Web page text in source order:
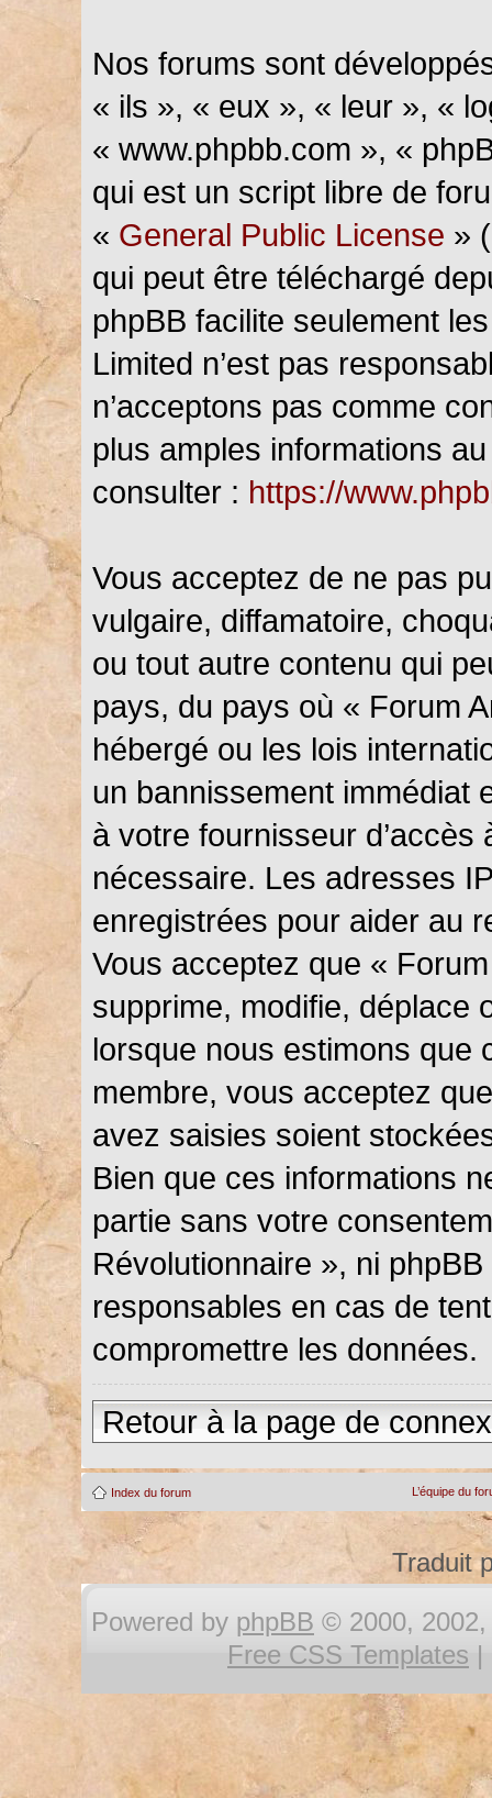
Nos forums sont
« ils », « eux », « leur », «
« www.phpbb.com », «
qui est un script libre de
« General Public License »
qui peut être téléchargé
phpBB facilite seulement
Limited n’est pas
n’acceptons pas comme
plus amples informations
consulter : https://
Vous acceptez de ne pas
vulgaire, diffamatoire,
ou tout autre contenu qui
pays, du pays où « Forum
hébergé ou les lois
un bannissement immédiat
à votre fournisseur
nécessaire. Les adresses
enregistrées pour aider au
Vous acceptez que «
supprime, modifie, déplace
lorsque nous estimons que
membre, vous acceptez
avez saisies soient
Bien que ces informations
partie sans votre
Révolutionnaire », ni
responsables en cas de
compromettre les données.
Retour à la page de
Index du forum L’équipe du
Traduit
Powered by phpBB © 2000, 2002,
Free CSS Templates |